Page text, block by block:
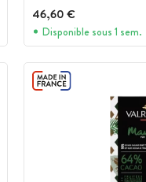
46,60 €
Disponible sous 1 sem.